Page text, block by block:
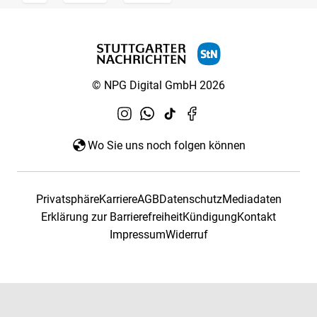
© NPG Digital GmbH 2026
Wo Sie uns noch folgen können
PrivatsphäreKarriereAGBDatenschutzMediadaten
Erklärung zur BarrierefreiheitKündigungKontakt
ImpressumWiderruf